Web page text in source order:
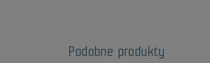
Podobne produkty